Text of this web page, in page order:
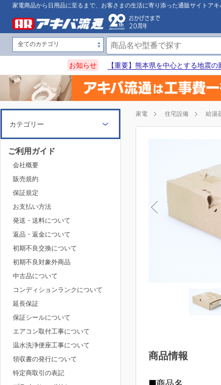
家電商品から日用品に至るまで、お客さまの生活に寄り添った通販サイトアキ
お知らせ 【重要】熊本県を中心とする地震
家電 住宅設備 給湯
商品情報
カテゴリー
ご利用ガイド
会社概要
販売規約
保証規定
お支払い方法
発送・送料について
返品・返金について
初期不良交換について
初期不良対象外商品
中古品について
コンディションランクについて
延長保証
保証シールについて
エアコン取付工事について
温水洗浄便座工事について
領収書の発行について
特定商取引の表記